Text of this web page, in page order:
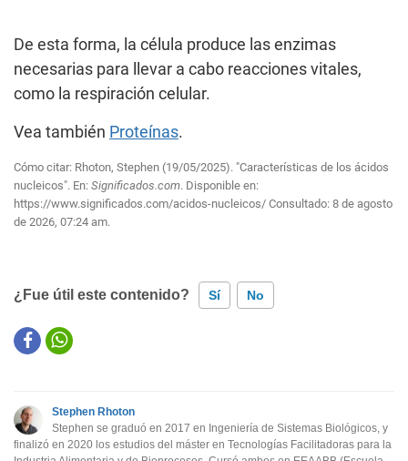
De esta forma, la célula produce las enzimas
necesarias para llevar a cabo reacciones vitales,
como la respiración celular.
Vea también Proteínas.
Cómo citar: Rhoton, Stephen (19/05/2025). "Características de los ácidos
nucleicos". En: Significados.com. Disponible en:
https://www.significados.com/acidos-nucleicos/ Consultado: 8 de agosto
de 2026, 07:24 am.
¿Fue útil este contenido? Sí No
Este contenido contiene información incorrecta
Otro
Stephen Rhoton
Stephen se graduó en 2017 en Ingeniería de Sistemas Biológicos, y
finalizó en 2020 los estudios del máster en Tecnologías Facilitadoras para la